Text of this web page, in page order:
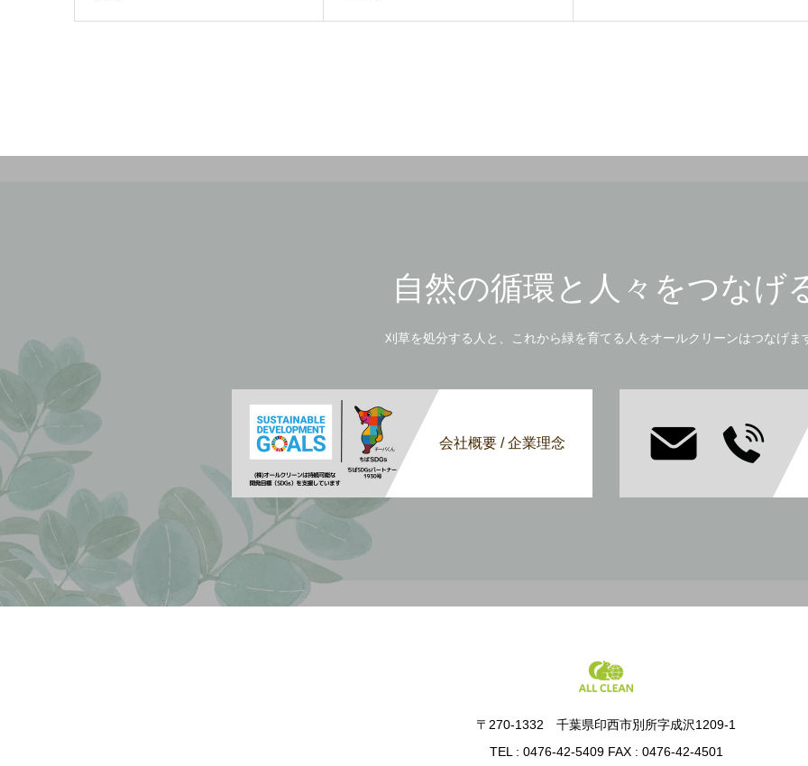
自然の循環と人々をつなげ
刈草を処分する人と、これから緑を育てる人をオールクリーンはつなげま
会社概要 / 企業理念
〒270-1332 千葉県印西市別所字成沢1209-1
TEL : 0476-42-5409 FAX : 0476-42-4501